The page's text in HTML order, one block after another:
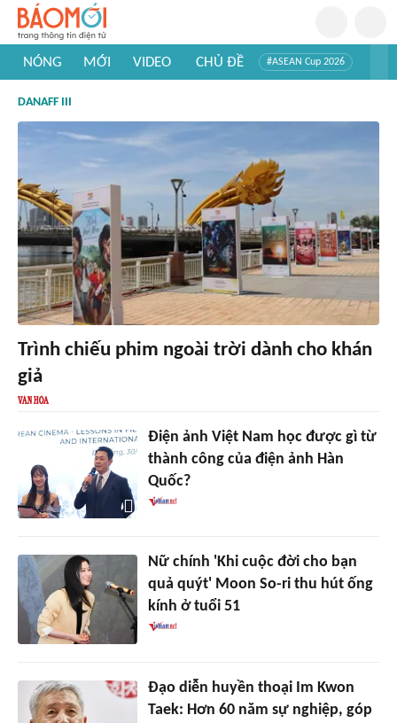
NÓNG MỚI VIDEO CHỦ ĐỀ #ASEAN Cup 2026
#Khám phá thế giới
DANAFF III
Trình chiếu phim ngoài trời dành cho khán
giả
Điện ảnh Việt Nam học được gì từ
thành công của điện ảnh Hàn
Quốc?
Nữ chính 'Khi cuộc đời cho bạn
quả quýt' Moon So-ri thu hút ống
kính ở tuổi 51
Đạo diễn huyền thoại Im Kwon
Taek: Hơn 60 năm sự nghiệp, góp